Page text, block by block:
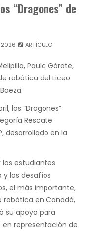
“Dragones” de
2026 ARTÍCULO
Paula Gárate,
robótica del Liceo
los “Dragones”
Rescate
desarrollado en la
estudiantes
y los desafíos
el más importante,
robótica en Canadá,
su apoyo para
representación de